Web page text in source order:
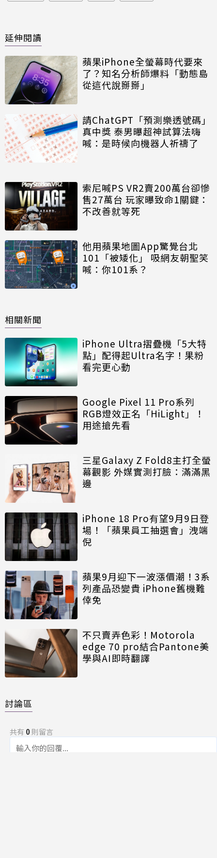
延伸閱讀
蘋果iPhone全螢幕時代要來
了？知名分析師爆料「動態島
從這代說掰掰」
請ChatGPT「預測樂透號碼」
真中獎 泰男曝超神試算法嗨
喊：是時候向機器人祈禱了
索尼喊PS VR2賣200萬台卻慘
售27萬台 玩家曝致命1關鍵：
不改善就等死
他用蘋果地圖App驚覺台北
101「被矮化」 吸網友朝聖笑
喊：你101系？
相關新聞
iPhone Ultra摺疊機「5大特
點」配得起Ultra名字！果粉
看完更心動
Google Pixel 11 Pro系列
RGB燈效正名「HiLight」！
用途搶先看
三星Galaxy Z Fold8主打全螢
幕觀影 外媒實測打臉：滿滿黑
邊
iPhone 18 Pro有望9月9日登
場！「蘋果員工抽選會」洩端
倪
蘋果9月迎下一波漲價潮！3系
列產品恐變貴 iPhone舊機難
倖免
不只賣弄色彩！Motorola
edge 70 pro結合Pantone美
學與AI即時翻譯
討論區
共有 0則留言